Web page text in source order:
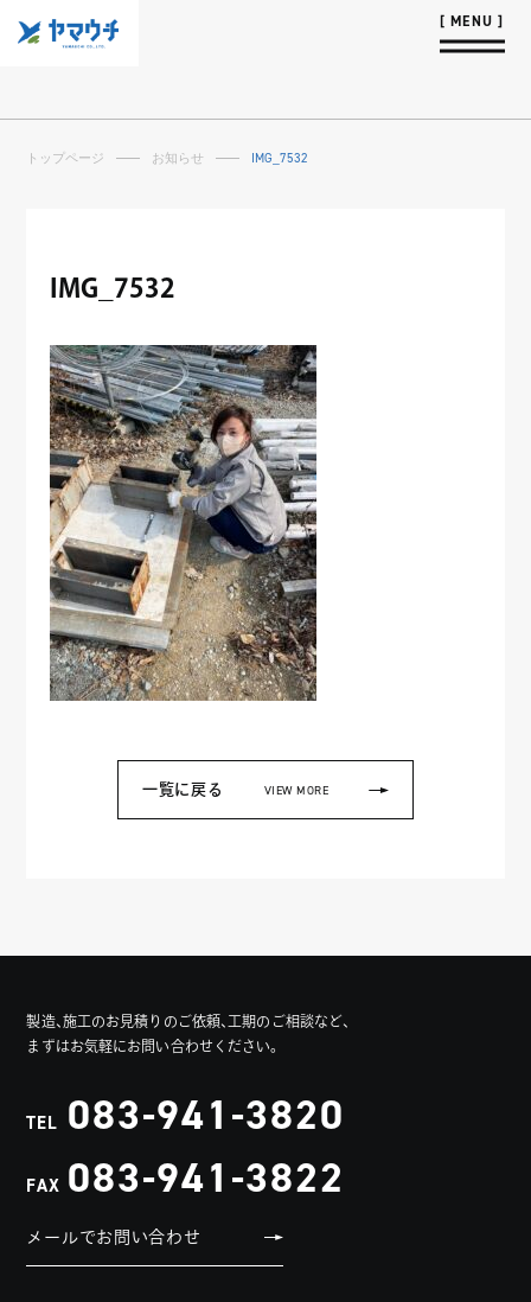
トップページ お知らせ IMG_7532
IMG_7532
一覧に戻る VIEW MORE
製造、施工のお見積りのご依頼、工期のご相談など、
まずはお気軽にお問い合わせください。
TEL 083-941-3820
FAX 083-941-3822
メールでお問い合わせ